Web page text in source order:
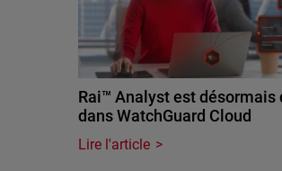
Rai™ Analyst est désormais
dans WatchGuard Cloud
Lire l'article